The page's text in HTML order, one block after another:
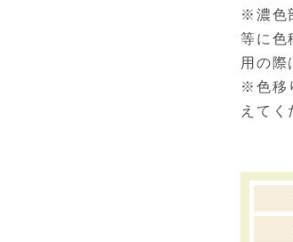
※濃色
等に色
用の際
※色移
えてく